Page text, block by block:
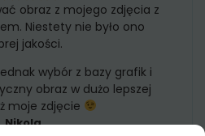
obraz z mojego zdjęcia z
Niestety nie było ono
jakości.
wybór z bazy grafik i
obraz w dużo lepszej
moje zdjęcie
Nikola